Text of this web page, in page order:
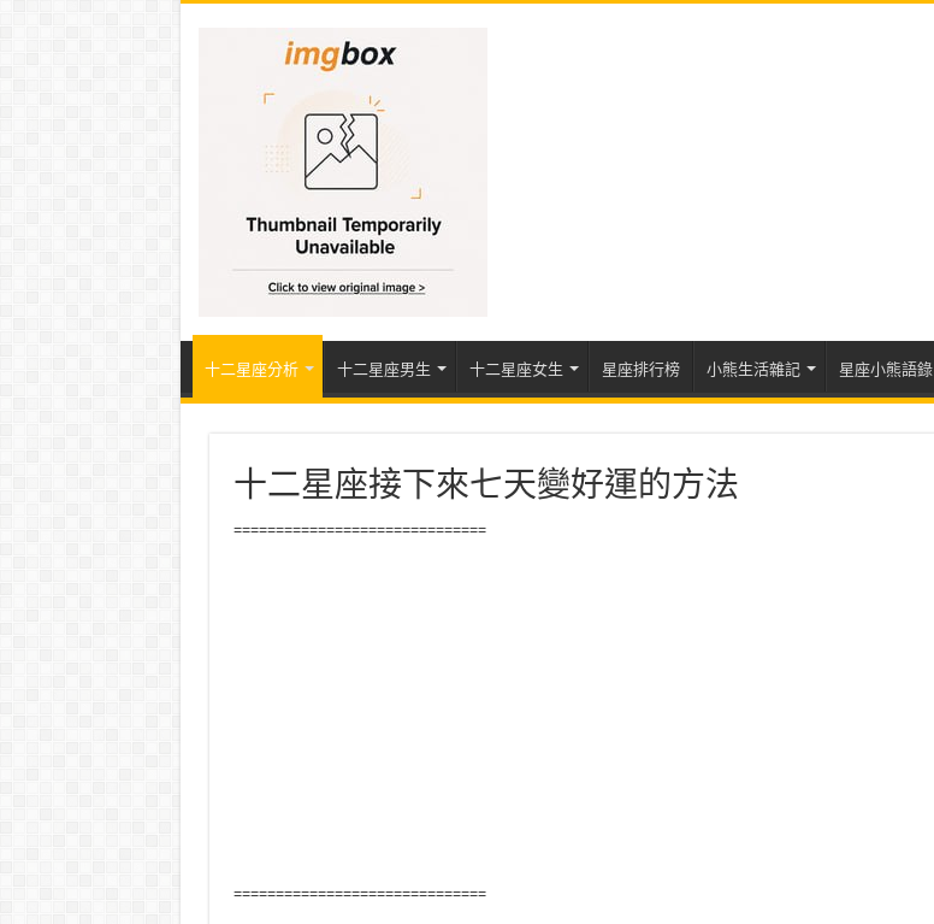
十二星座分析 十二星座男生 十二星座女生 星座排行榜 小熊生活雜記 星座小熊語錄
十二星座接下來七天變好運的方法
==============================
==============================